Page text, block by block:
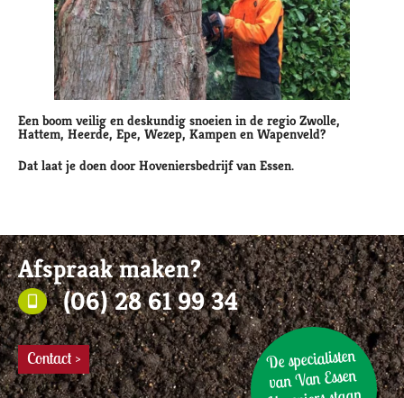
Een boom veilig en deskundig snoeien in de regio Zwolle,
Hattem, Heerde, Epe, Wezep, Kampen en Wapenveld?
Dat laat je doen door Hoveniersbedrijf van Essen.
Afspraak maken?
(06) 28 61 99 34
Contact > De specialisten
van Van Essen